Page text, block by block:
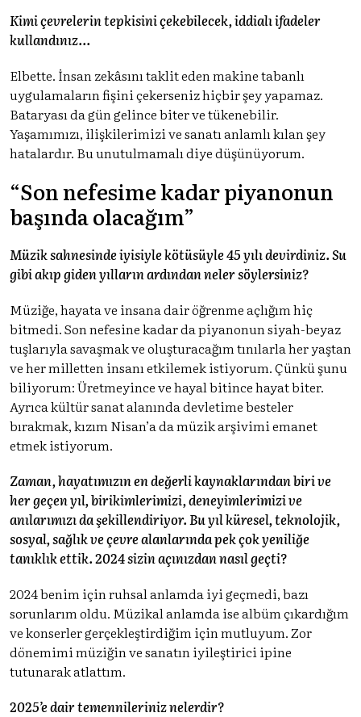
Kimi çevrelerin tepkisini çekebilecek, iddialı ifadeler
kullandınız...
Elbette. İnsan zekâsını taklit eden makine tabanlı
uygulamaların fişini çekerseniz hiçbir şey yapamaz.
Bataryası da gün gelince biter ve tükenebilir.
Yaşamımızı, ilişkilerimizi ve sanatı anlamlı kılan şey
hatalardır. Bu unutulmamalı diye düşünüyorum.
“Son nefesime kadar piyanonun
başında olacağım”
Müzik sahnesinde iyisiyle kötüsüyle 45 yılı devirdiniz. Su
gibi akıp giden yılların ardından neler söylersiniz?
Müziğe, hayata ve insana dair öğrenme açlığım hiç
bitmedi. Son nefesine kadar da piyanonun siyah-beyaz
tuşlarıyla savaşmak ve oluşturacağım tınılarla her yaştan
ve her milletten insanı etkilemek istiyorum. Çünkü şunu
biliyorum: Üretmeyince ve hayal bitince hayat biter.
Ayrıca kültür sanat alanında devletime besteler
bırakmak, kızım Nisan’a da müzik arşivimi emanet
etmek istiyorum.
Zaman, hayatımızın en değerli kaynaklarından biri ve
her geçen yıl, birikimlerimizi, deneyimlerimizi ve
anılarımızı da şekillendiriyor. Bu yıl küresel, teknolojik,
sosyal, sağlık ve çevre alanlarında pek çok yeniliğe
tanıklık ettik. 2024 sizin açınızdan nasıl geçti?
2024 benim için ruhsal anlamda iyi geçmedi, bazı
sorunlarım oldu. Müzikal anlamda ise albüm çıkardığım
ve konserler gerçekleştirdiğim için mutluyum. Zor
dönemimi müziğin ve sanatın iyileştirici ipine
tutunarak atlattım.
2025’e dair temennileriniz nelerdir?